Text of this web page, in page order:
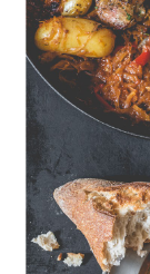
Geschmorte